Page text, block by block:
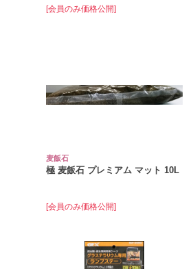
[会員のみ価格公開]
麦飯石
極 麦飯石 プレミアム マット 10L
[会員のみ価格公開]